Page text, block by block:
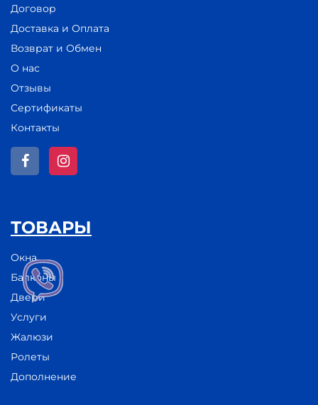
Договор
Доставка и Оплата
Возврат и Обмен
О нас
Отзывы
Сертификаты
Контакты
ТОВАРЫ
Окна
Балконы
Двери
Услуги
Жалюзи
Ролеты
Дополнение